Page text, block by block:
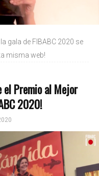
gala de FIBABC 2020 se
misma web!
el Premio al Mejor
2020!